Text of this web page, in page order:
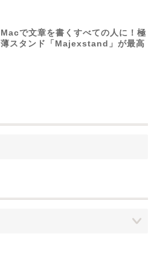
Macで文章を書くすべての人に！極
薄スタンド「Majexstand」が最高